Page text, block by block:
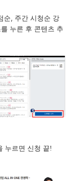
순, 주간 시청순 강
누른 후 콘텐츠 추
누르면 신청 끝!